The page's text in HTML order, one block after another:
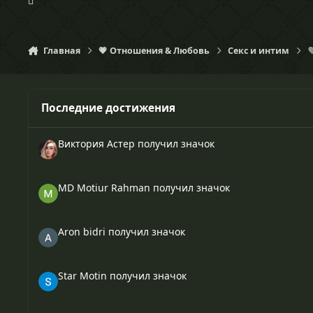
Главная 💗 Отношения & Любовь Секс и интим
Последние достижения
Виктория Астер получил значок
MD Motiur Rahman получил значок
Aron bidri получил значок
Star Motin получил значок